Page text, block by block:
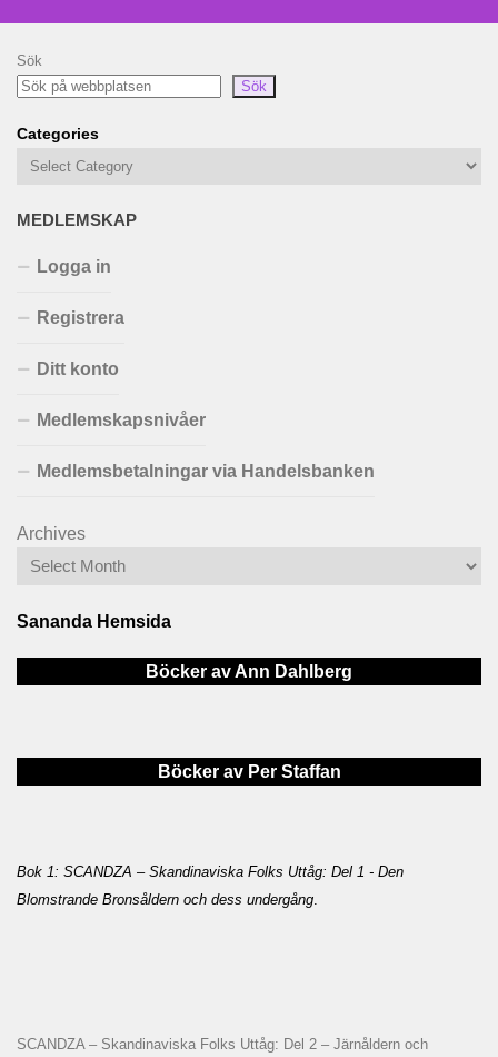
Sök
Sök
Categories
MEDLEMSKAP
Logga in
Registrera
Ditt konto
Medlemskapsnivåer
Medlemsbetalningar via Handelsbanken
Archives
Sananda Hemsida
Böcker av Ann Dahlberg
Böcker av Per Staffan
Bok 1: SCANDZA – Skandinaviska Folks Uttåg: Del 1 - Den
Blomstrande Bronsåldern och dess undergång
SCANDZA – Skandinaviska Folks Uttåg: Del 2 – Järnåldern och